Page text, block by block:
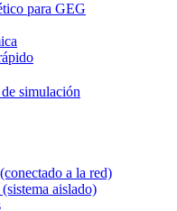
para GEG
simulación
a la red)
aislado)